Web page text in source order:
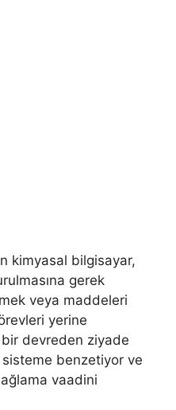
kimyasal bilgisayar,
gerek
veya maddeleri
yerine
devreden ziyade
benzetiyor ve
vaadini